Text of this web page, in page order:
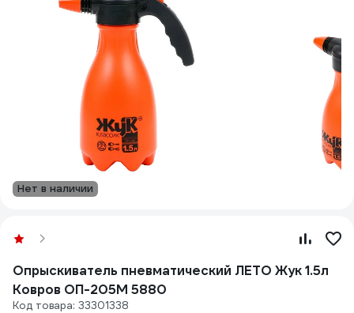
Нет в наличии
Опрыскиватель пневматический ЛЕТО Жук 1.5л
Ковров ОП-205М 5880
Код товара: 33301338